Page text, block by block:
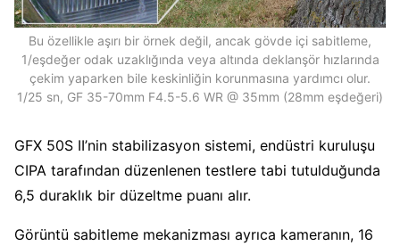
Bu özellikle aşırı bir örnek değil, ancak gövde içi sabitleme,
1/eşdeğer odak uzaklığında veya altında deklanşör hızlarında
çekim yaparken bile keskinliğin korunmasına yardımcı olur.
1/25 sn, GF 35-70mm F4.5-5.6 WR @ 35mm (28mm eşdeğeri)
GFX 50S II’nin stabilizasyon sistemi, endüstri kuruluşu
CIPA tarafından düzenlenen testlere tabi tutulduğunda
6,5 ​​duraklık bir düzeltme puanı alır.
Görüntü sabitleme mekanizması ayrıca kameranın, 16